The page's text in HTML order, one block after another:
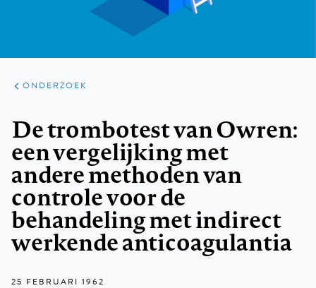
ARTIKELEN
ONDERZOEK
ONDERZOEK
De trombotest van Owren:
een vergelijking met
andere methoden van
controle voor de
behandeling met indirect
werkende anticoagulantia
25 FEBRUARI 1962